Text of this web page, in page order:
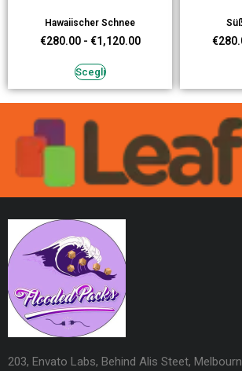
Hawaiischer Schnee
€280.00 - €1,120.00
Scegli
€
203, Envato Labs, Behind Alis Steet,